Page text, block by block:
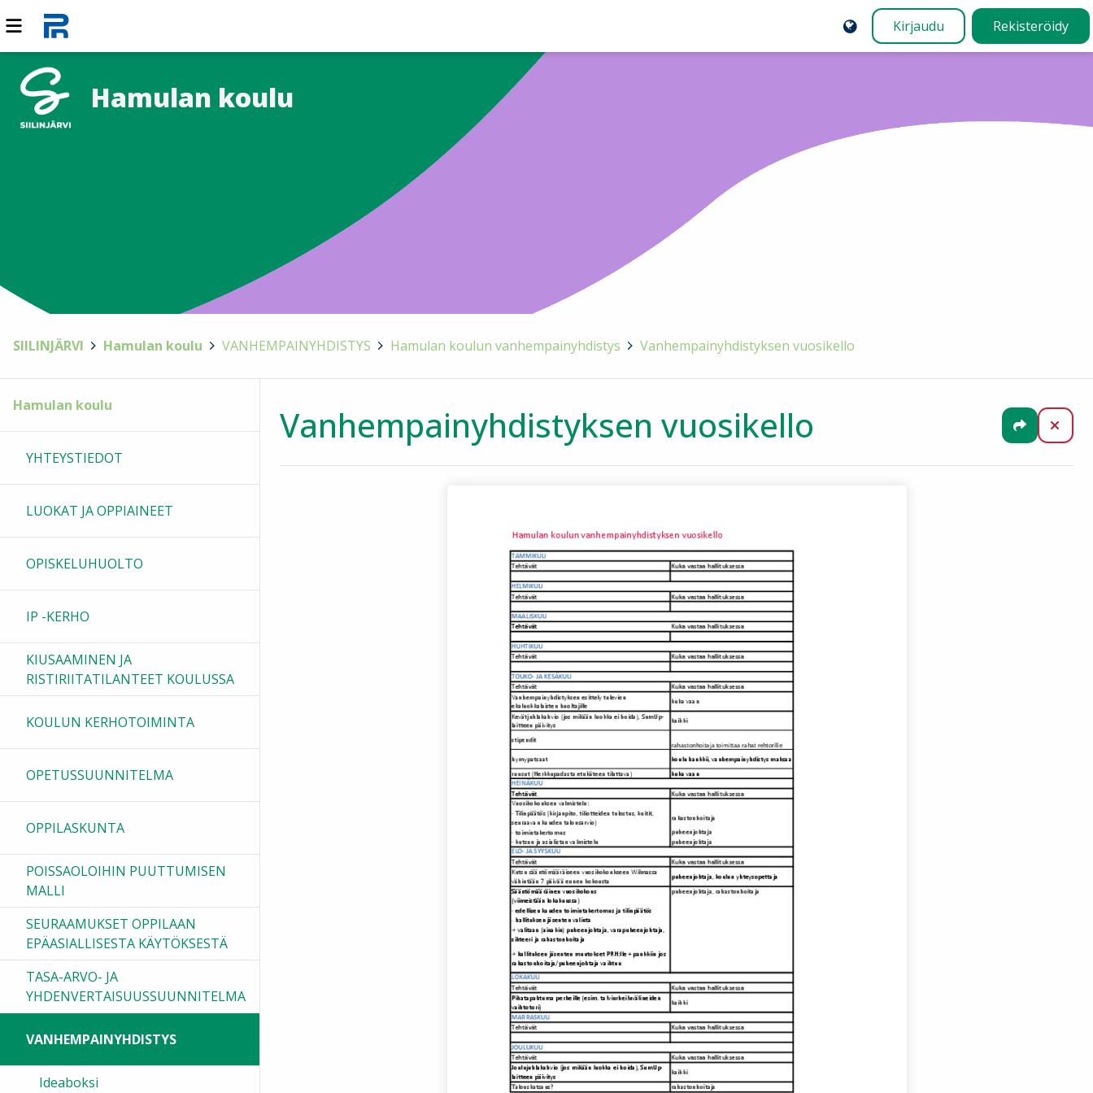
Kirjaudu Rekisteröidy
Hamulan koulu
SIILINJÄRVI Hamulan koulu VANHEMPAINYHDISTYS Hamulan koulun vanhempainyhdistys Vanhempainyhdistyksen vuosikello
Vanhempainyhdistyksen vuosikello Jaa
Hamulan koulu
YHTEYSTIEDOT
LUOKAT JA OPPIAINEET
OPISKELUHUOLTO
IP -KERHO
KIUSAAMINEN JA
RISTIRIITATILANTEET KOULUSSA
KOULUN KERHOTOIMINTA
OPETUSSUUNNITELMA
OPPILASKUNTA
POISSAOLOIHIN PUUTTUMISEN
MALLI
SEURAAMUKSET OPPILAAN
EPÄASIALLISESTA KÄYTÖKSESTÄ
TASA-ARVO- JA
YHDENVERTAISUUSSUUNNITELMA
VANHEMPAINYHDISTYS
Ideaboksi